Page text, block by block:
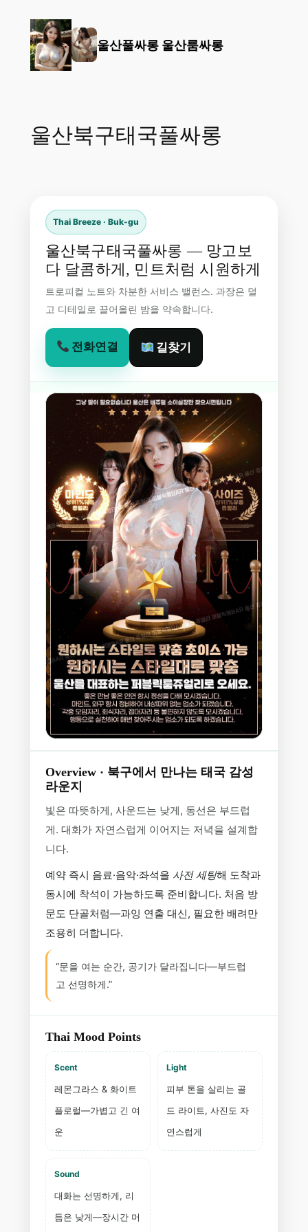
울산풀싸롱 울산룸싸롱
울산북구태국풀싸롱
Thai Breeze · Buk-gu
울산북구태국풀싸롱 — 망고보
다 달콤하게, 민트처럼 시원하게
트로피컬 노트와 차분한 서비스 밸런스. 과장은 덜
고 디테일로 끌어올린 밤을 약속합니다.
전화연결 길찾기
Overview · 북구에서 만나는 태국 감성
라운지
빛은 따뜻하게, 사운드는 낮게, 동선은 부드럽
게. 대화가 자연스럽게 이어지는 저녁을 설계합
니다.
예약 즉시 음료·음악·좌석을 사전 세팅해 도착과
동시에 착석이 가능하도록 준비합니다. 처음 방
문도 단골처럼—과잉 연출 대신, 필요한 배려만
조용히 더합니다.
“문을 여는 순간, 공기가 달라집니다—부드럽
고 선명하게.”
Thai Mood Points
Scent
레몬그라스 & 화이트
플로럴—가볍고 긴 여
운
Light
피부 톤을 살리는 골
드 라이트, 사진도 자
연스럽게
Sound
대화는 선명하게, 리
듬은 낮게—장시간 머